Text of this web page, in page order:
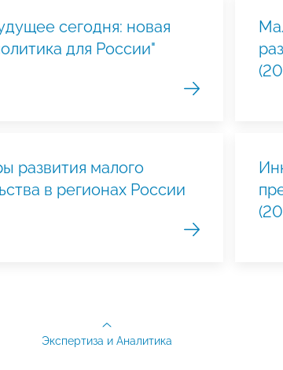
сегодня: новая
для России"
развития малого
в регионах России
Экспертиза и Аналитика